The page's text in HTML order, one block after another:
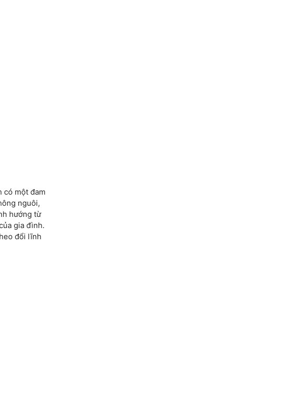
có một đam
nguôi,
hướng từ
gia đình.
đổi lĩnh